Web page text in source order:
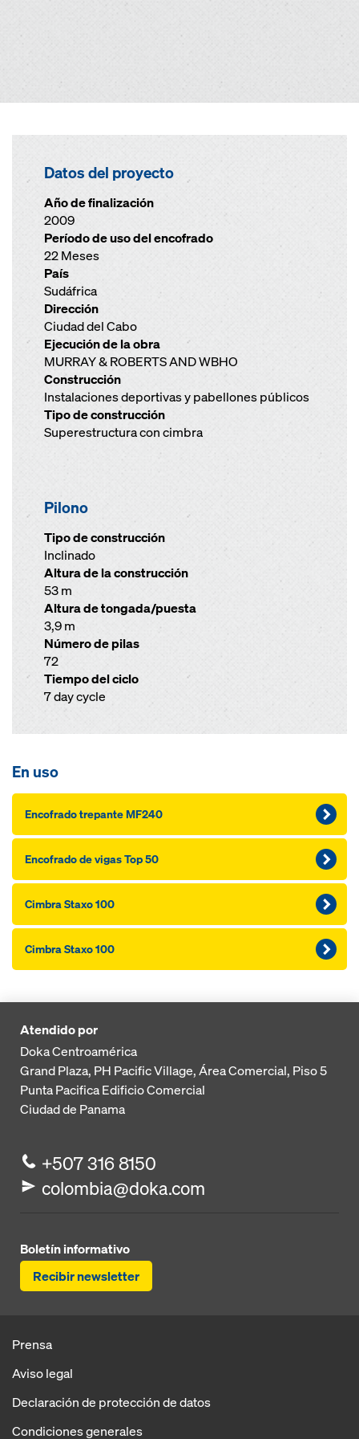
Datos del proyecto
Año de finalización
2009
Período de uso del encofrado
22 Meses
País
Sudáfrica
Dirección
Ciudad del Cabo
Ejecución de la obra
MURRAY & ROBERTS AND WBHO
Construcción
Instalaciones deportivas y pabellones públicos
Tipo de construcción
Superestructura con cimbra
Pilono
Tipo de construcción
Inclinado
Altura de la construcción
53 m
Altura de tongada/puesta
3,9 m
Número de pilas
72
Tiempo del ciclo
7 day cycle
En uso
Encofrado trepante MF240
Encofrado de vigas Top 50
Cimbra Staxo 100
Cimbra Staxo 100
Atendido por
Doka Centroamérica
Grand Plaza, PH Pacific Village, Área Comercial, Piso 5
Punta PacificaEdificio Comercial
Ciudad de Panama
+507 316 8150
colombia@doka.com
Boletín informativo
Recibir newsletter
Prensa
Aviso legal
Declaración de protección de datos
Condiciones generales